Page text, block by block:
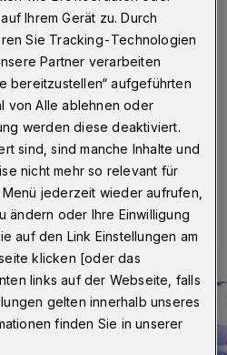
einer Razzia in fünf
am Mittwochmorgen (13.
eine Wohnung in
ging es um Scheinehen,
worden sein sollen.
Minute Lesezeit
Ihrem Gerät zu. Durch
Sie Tracking-Technologien
Partner verarbeiten
bereitzustellen“ aufgeführten
von Alle ablehnen oder
werden diese deaktiviert.
sind, sind manche Inhalte und
nicht mehr so relevant für
jederzeit wieder aufrufen,
ändern oder Ihre Einwilligung
auf den Link Einstellungen am
klicken [oder das
links auf der Webseite, falls
gelten innerhalb unseres
finden Sie in unserer